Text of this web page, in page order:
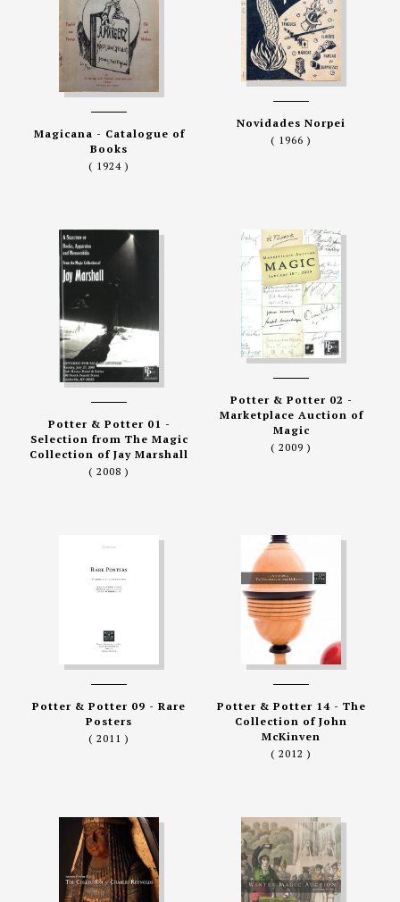
Magicana - Catalogue of
Books
( 1924 )
Novidades Norpei
( 1966 )
Potter & Potter 01 -
Selection from The Magic
Collection of Jay Marshall
( 2008 )
Potter & Potter 02 -
Marketplace Auction of
Magic
( 2009 )
Potter & Potter 09 - Rare
Posters
( 2011 )
Potter & Potter 14 - The
Collection of John
McKinven
( 2012 )